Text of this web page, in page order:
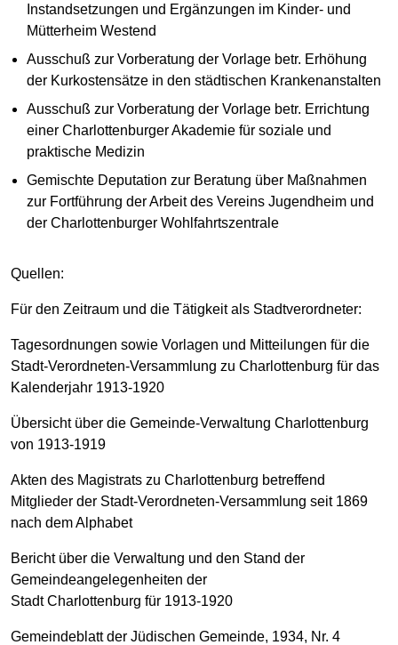
Instandsetzungen und Ergänzungen im Kinder- und
Mütterheim Westend
Ausschuß zur Vorberatung der Vorlage betr. Erhöhung
der Kurkostensätze in den städtischen Krankenanstalten
Ausschuß zur Vorberatung der Vorlage betr. Errichtung
einer Charlottenburger Akademie für soziale und
praktische Medizin
Gemischte Deputation zur Beratung über Maßnahmen
zur Fortführung der Arbeit des Vereins Jugendheim und
der Charlottenburger Wohlfahrtszentrale
Quellen:
Für den Zeitraum und die Tätigkeit als Stadtverordneter:
Tagesordnungen sowie Vorlagen und Mitteilungen für die
Stadt-Verordneten-Versammlung zu Charlottenburg für das
Kalenderjahr 1913-1920
Übersicht über die Gemeinde-Verwaltung Charlottenburg
von 1913-1919
Akten des Magistrats zu Charlottenburg betreffend
Mitglieder der Stadt-Verordneten-Versammlung seit 1869
nach dem Alphabet
Bericht über die Verwaltung und den Stand der
Gemeindeangelegenheiten der
Stadt Charlottenburg für 1913-1920
Gemeindeblatt der Jüdischen Gemeinde, 1934, Nr. 4